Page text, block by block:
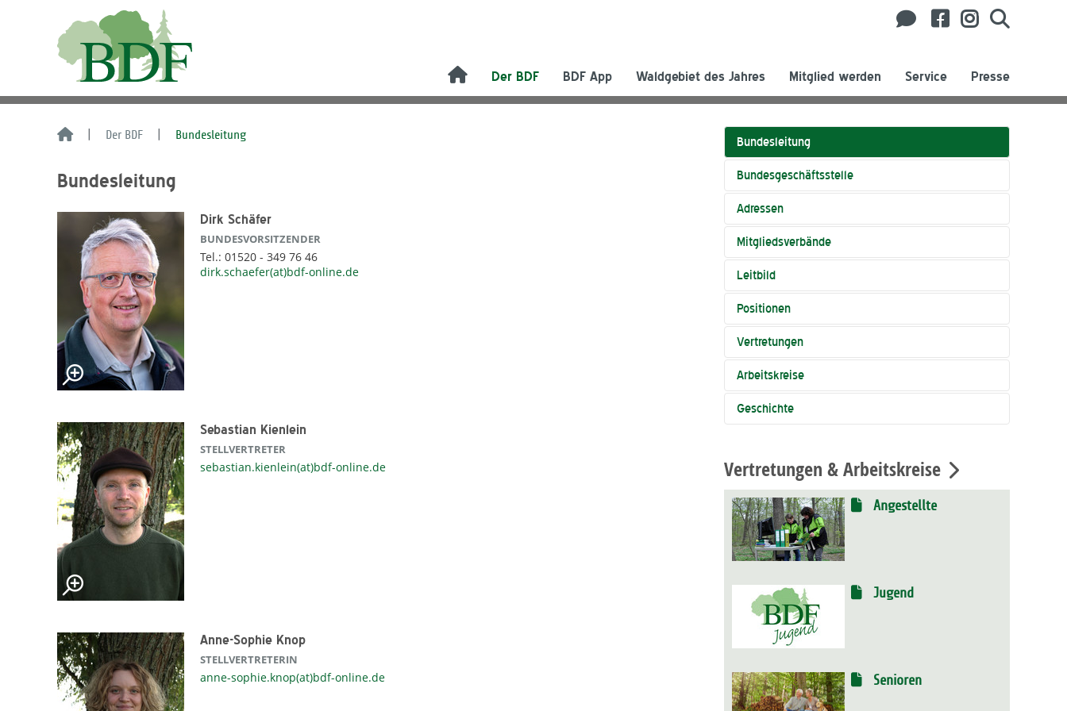
Der BDF BDF App Waldgebiet des Jahres Mitglied werden Service Presse
Der BDF Bundesleitung
Bundesleitung
Dirk Schäfer
BUNDESVORSITZENDER
Tel.: 01520 - 349 76 46
dirk.schaefer(at)bdf-online.de
Sebastian Kienlein
STELLVERTRETER
sebastian.kienlein(at)bdf-online.de
Anne-Sophie Knop
STELLVERTRETERIN
anne-sophie.knop(at)bdf-online.de
Bundesleitung
Bundesgeschäftsstelle
Adressen
Mitgliedsverbände
Leitbild
Positionen
Vertretungen
Arbeitskreise
Geschichte
Vertretungen & Arbeitskreise
Angestellte
Jugend
Senioren